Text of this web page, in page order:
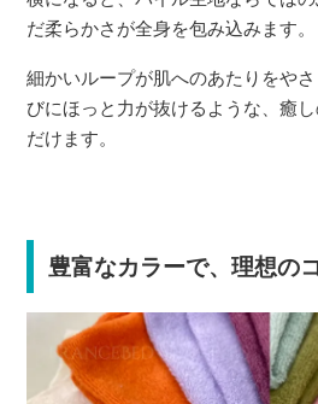
だ柔らかさが全身を包み込みます。
細かいループが肌へのあたりをや
びにほっと力が抜けるような、癒
だけます。
豊富なカラーで、理想の